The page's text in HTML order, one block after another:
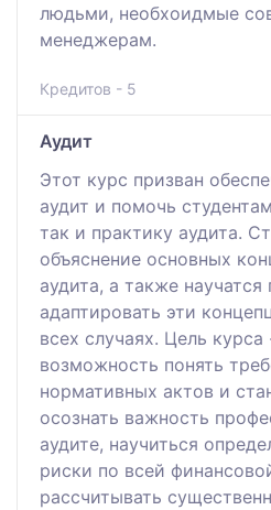
людьми, необхоидмые
менеджерам.
Кредитов - 5
Аудит
Этот курс призван
аудит и помочь
так и практику аудита.
объяснение основных
аудита, а также научатся
адаптировать эти
всех случаях. Цель
возможность понять
нормативных актов и
осознать важность
аудите, научиться
риски по всей
рассчитывать